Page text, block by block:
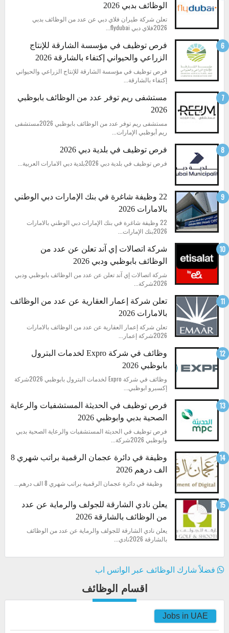
الوظائف بدبي 2026
تعلن شركة طيران فلاي دبي عن عدد من الوظائف بدبي
2026فلاي دبي flydubai...
فرص توظيف في مؤسسة الشارقة للإنتاج
الزراعي والحيواني إكتفاء بالشارقة 2026
فرص توظيف في مؤسسة الشارقة للإنتاج الزراعي والحيواني
إكتفاء بالشارقة...
مستشفى ريم توفر عدد من الوظائف بابوظبي
2026
مستشفى ريم توفر عدد من الوظائف بابوظبي 2026مستشفى
ريم أبوظبي الإمارات...
فرص توظيف في بلدية دبي 2026
فرص توظيف في بلدية دبي 2026بلدية دبي الامارات العربية...
22 وظيفة شاغرة في بنك الإمارات دبي الوطني
بالامارات 2026
22 وظيفة شاغرة في بنك الإمارات دبي الوطني بالامارات
2026بنك الإمارات...
شركة اتصالات إي آند تعلن عن عدد من
الوظائف بابوظبي ودبي 2026
شركة اتصالات إي آند تعلن عن عدد من الوظائف بابوظبي ودبي
2026شركة...
تعلن شركة إعمار العقارية عن عدد من الوظائف
بالامارات 2026
تعلن شركة إعمار العقارية عن عدد من الوظائف بالامارات
2026شركة إعمار...
وظائف في شركة Expro لخدمات البترول
بابوظبي 2026
وظائف في شركة Expro لخدمات البترول بابوظبي 2026شركة
إكسبرو ابوظبي...
فرص توظيف في الحديثة المستشفيات والرعاية
الصحية بدبي وابوظبي 2026
فرص توظيف في الحديثة المستشفيات والرعاية الصحية بدبي
وابوظبي 2026شركة...
وظيفة في دائرة عجمان الرقمية براتب شهري 8
الف درهم 2026
وظيفة في دائرة عجمان الرقمية براتب شهري 8 الف درهم...
يعلن نادي الشارقة للجولف والرماية عن عدد
من الوظائف بالشارقة 2026
يعلن نادي الشارقة للجولف والرماية عن عدد من الوظائف
بالشارقة 2026نادي...
فضلاً شارك الوظائف عبر الواتس اب
اقسام الوظائف
Jobs in UAE